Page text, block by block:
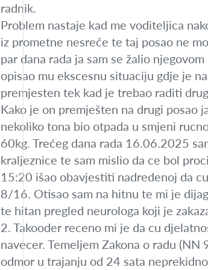
radnik.
Problem nastaje kad me voditeljica
iz prometne nesreće te taj posao ne
par dana rada ja sam se žalio
opisao mu ekscesnu situaciju gdje je
premjesten tek kad je trebao raditi
Kako je on premješten na drugi posao
nekoliko tona bio otpada u smjeni
60kg. Trećeg dana rada 16.06.2025
kraljeznice te sam mislio da ce bol
15:20 išao obavjestiti nadredenoj da
8/16. Otisao sam na hitnu te mi je
te hitan pregled neurologa koji je
2. Takooder receno mi je da cu
navecer. Temeljem Zakona o radu
odmor u trajanju od 24 sata